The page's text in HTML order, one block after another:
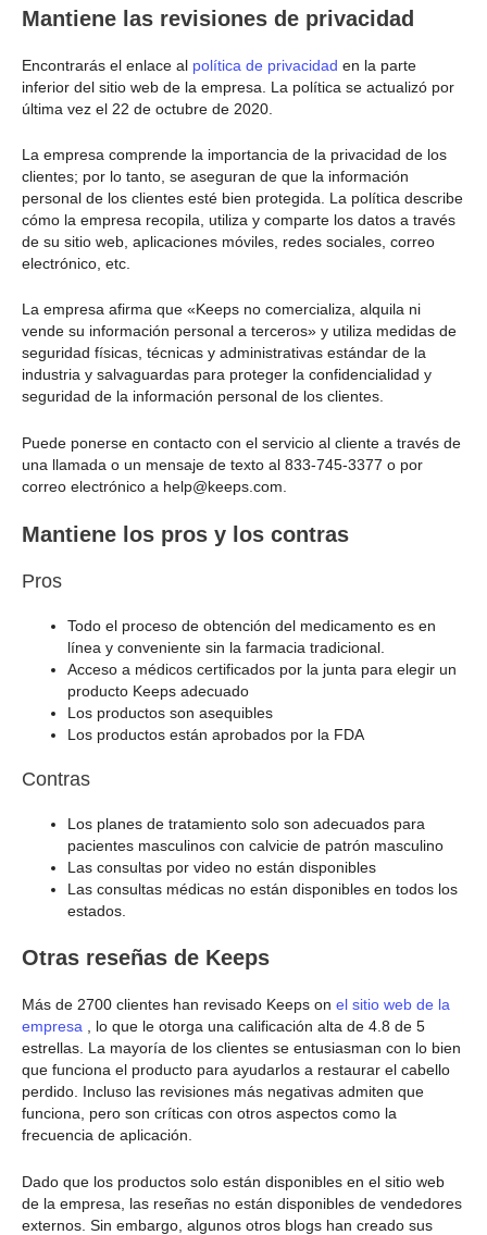
Mantiene las revisiones de privacidad
Encontrarás el enlace al política de privacidad en la parte
inferior del sitio web de la empresa. La política se actualizó por
última vez el 22 de octubre de 2020.
La empresa comprende la importancia de la privacidad de los
clientes; por lo tanto, se aseguran de que la información
personal de los clientes esté bien protegida. La política describe
cómo la empresa recopila, utiliza y comparte los datos a través
de su sitio web, aplicaciones móviles, redes sociales, correo
electrónico, etc.
La empresa afirma que «Keeps no comercializa, alquila ni
vende su información personal a terceros» y utiliza medidas de
seguridad físicas, técnicas y administrativas estándar de la
industria y salvaguardas para proteger la confidencialidad y
seguridad de la información personal de los clientes.
Puede ponerse en contacto con el servicio al cliente a través de
una llamada o un mensaje de texto al 833-745-3377 o por
correo electrónico a help@keeps.com.
Mantiene los pros y los contras
Pros
Todo el proceso de obtención del medicamento es en
línea y conveniente sin la farmacia tradicional.
Acceso a médicos certificados por la junta para elegir un
producto Keeps adecuado
Los productos son asequibles
Los productos están aprobados por la FDA
Contras
Los planes de tratamiento solo son adecuados para
pacientes masculinos con calvicie de patrón masculino
Las consultas por video no están disponibles
Las consultas médicas no están disponibles en todos los
estados.
Otras reseñas de Keeps
Más de 2700 clientes han revisado Keeps on el sitio web de la
empresa , lo que le otorga una calificación alta de 4.8 de 5
estrellas. La mayoría de los clientes se entusiasman con lo bien
que funciona el producto para ayudarlos a restaurar el cabello
perdido. Incluso las revisiones más negativas admiten que
funciona, pero son críticas con otros aspectos como la
frecuencia de aplicación.
Dado que los productos solo están disponibles en el sitio web
de la empresa, las reseñas no están disponibles de vendedores
externos. Sin embargo, algunos otros blogs han creado sus